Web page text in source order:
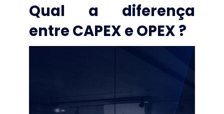
Qual a diferença
entre CAPEX e OPEX ?